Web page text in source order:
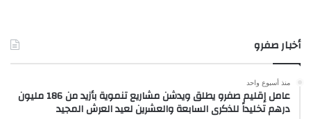
أخبار صفرو
منذ أسبوع واحد
عامل إقليم صفرو يطلق ويدشن مشاريع تنموية بأزيد من 186 مليون
درهم تخليداً للذكرى السابعة والعشرين لعيد العرش المجيد